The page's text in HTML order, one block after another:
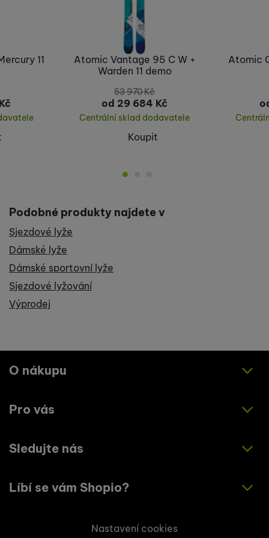
Atomic Vantage 95 C W +
Warden 11 demo
53 970Kč
od 29 684 Kč
Centrální sklad dodavatele
Koupit
Atomic
11
Podobné produkty najdete v
Sjezdové lyže
Dámské lyže
Dámské sportovní lyže
Sjezdové lyžování
Výprodej
O nákupu
Jak nakupovat
Zásady ochrany osobních údajů
Pro vás
O nás
Sledujte nás
Instagram
Líbí se vám Shopio?
Nastavení cookies